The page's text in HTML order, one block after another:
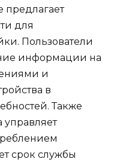
предлагает
для
Пользователи
информации на
и
в
Также
управляет
срок службы